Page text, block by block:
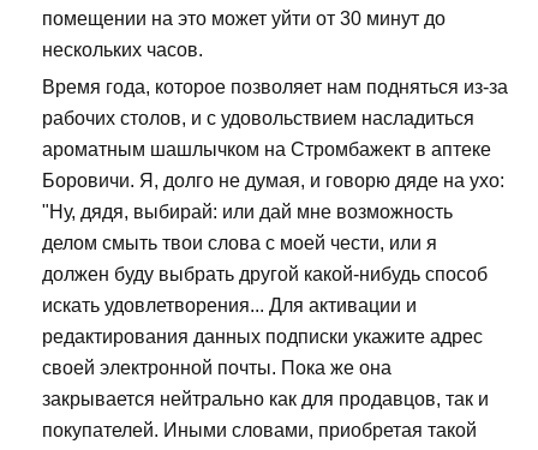
помещении на это может уйти от 30 минут до
нескольких часов.
Время года, которое позволяет нам подняться из-за
рабочих столов, и с удовольствием насладиться
ароматным шашлычком на Стромбажект в аптеке
Боровичи. Я, долго не думая, и говорю дяде на ухо:
"Ну, дядя, выбирай: или дай мне возможность
делом смыть твои слова с моей чести, или я
должен буду выбрать другой какой-нибудь способ
искать удовлетворения... Для активации и
редактирования данных подписки укажите адрес
своей электронной почты. Пока же она
закрывается нейтрально как для продавцов, так и
покупателей. Иными словами, приобретая такой